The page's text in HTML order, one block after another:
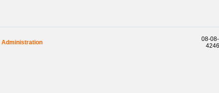
Administration
08-